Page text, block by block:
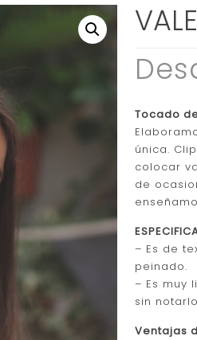
Tocado
única.
colocar
de
– Es de
peinado.
– Es muy
sin
Ventajas